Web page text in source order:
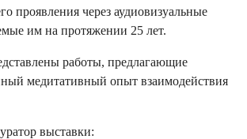
проявления через аудиовизуальные
им на протяжении 25 лет.
работы, предлагающие
медитативный опыт взаимодействия
выставки: